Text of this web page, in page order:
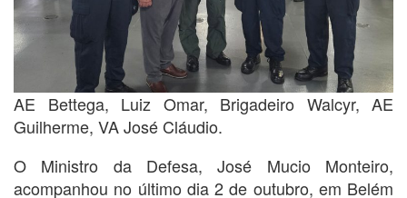
AE Bettega, Luiz Omar, Brigadeiro Walcyr, AE
Guilherme, VA José Cláudio.
O Ministro da Defesa, José Mucio Monteiro,
acompanhou no último dia 2 de outubro, em Belém